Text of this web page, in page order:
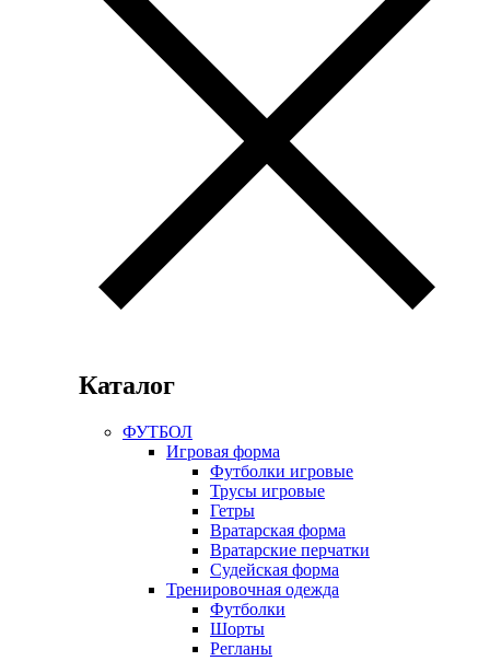
Каталог
ФУТБОЛ
Игровая форма
Футболки игровые
Трусы игровые
Гетры
Вратарская форма
Вратарские перчатки
Судейская форма
Тренировочная одежда
Футболки
Шорты
Регланы